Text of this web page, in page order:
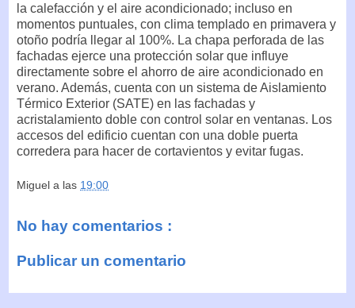
la calefacción y el aire acondicionado; incluso en
momentos puntuales, con clima templado en primavera y
otoño podría llegar al 100%. La chapa perforada de las
fachadas ejerce una protección solar que influye
directamente sobre el ahorro de aire acondicionado en
verano. Además, cuenta con un sistema de Aislamiento
Térmico Exterior (SATE) en las fachadas y
acristalamiento doble con control solar en ventanas. Los
accesos del edificio cuentan con una doble puerta
corredera para hacer de cortavientos y evitar fugas.
Miguel a las 19:00
No hay comentarios :
Publicar un comentario